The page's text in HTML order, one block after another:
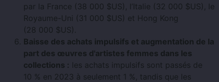
par la France (38 000 $US), l’Italie (32 000 $US), le
Royaume-Uni (31 000 $US) et Hong Kong
(28 000 $US).
Baisse des achats impulsifs et augmentation de la
part des œuvres d'artistes femmes dans les
collections : les achats impulsifs sont passés de
10 % en 2023 à seulement 1 %, tandis que les